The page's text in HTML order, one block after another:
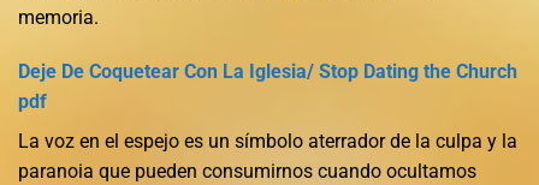
memoria.
Deje De Coquetear Con La Iglesia/ Stop Dating the Church
pdf
La voz en el espejo es un símbolo aterrador de la culpa y la
paranoia que pueden consumirnos cuando ocultamos